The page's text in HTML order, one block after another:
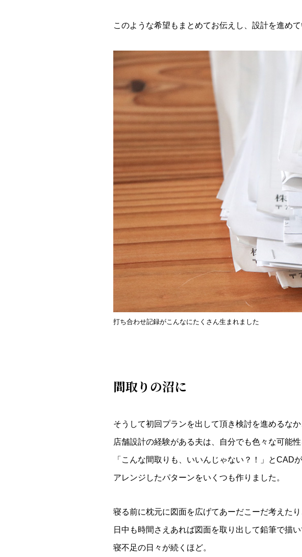
このような希望もまとめてお伝えし、設計を進めて
打ち合わせ記録がこんなにたくさん生まれました
間取りの沼に
そうして初回プランを出して頂き検討を進めるなか
店舗設計の経験がある夫は、自分でも色々な可能
「こんな間取りも、いいんじゃない？！」とCAD
アレンジしたパターンをいくつも作りました。
寝る前に枕元に図面を広げてあーだこーだ考えたり
日中も時間さえあれば図面を取り出して鉛筆で描い
寝不足の日々が続くほど。